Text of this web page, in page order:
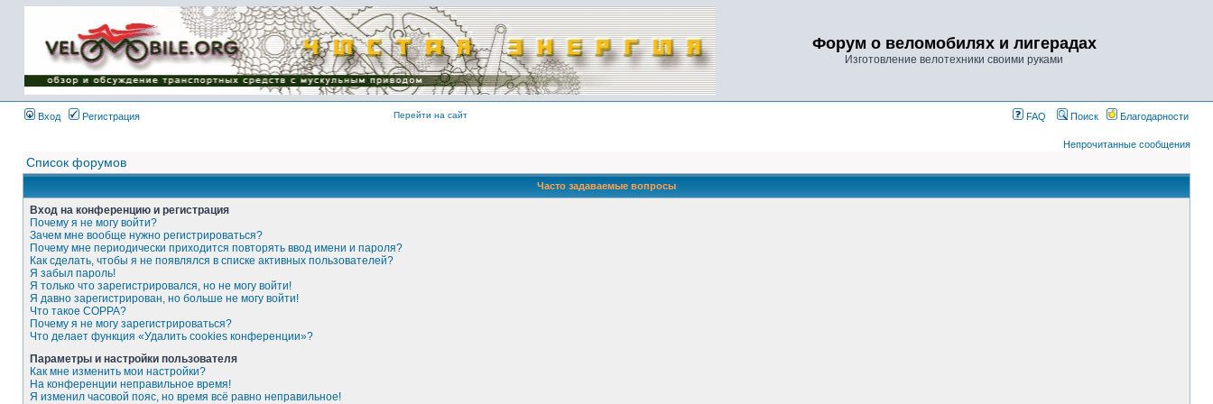
Имя пользователя:
Пароль:
{ LOG_ME_IN_SHORT
}
Форум о веломобилях и лигерадах
Изготовление велотехники своими руками
Вход Регистрация Перейти на сайт FAQ Поиск Благодарности
Непрочитанные сообщения
Список форумов
Часто задаваемые вопросы
Вход на конференцию и регистрация
Почему я не могу войти?
Зачем мне вообще нужно регистрироваться?
Почему мне периодически приходится повторять ввод имени и пароля?
Как сделать, чтобы я не появлялся в списке активных пользователей?
Я забыл пароль!
Я только что зарегистрировался, но не могу войти!
Я давно зарегистрирован, но больше не могу войти!
Что такое COPPA?
Почему я не могу зарегистрироваться?
Что делает функция «Удалить cookies конференции»?
Параметры и настройки пользователя
Как мне изменить мои настройки?
На конференции неправильное время!
Я изменил часовой пояс, но время всё равно неправильное!